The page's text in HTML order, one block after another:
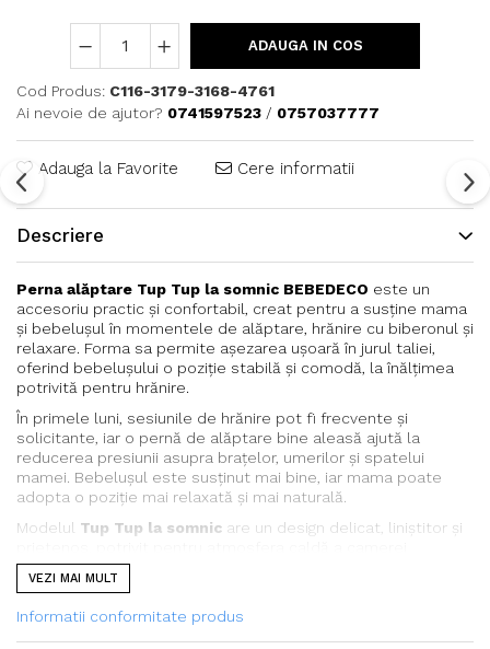
ADAUGA IN COS
Cod Produs: C116-3179-3168-4761
Ai nevoie de ajutor? 0741597523 / 0757037777
Adauga la Favorite Cere informatii
Descriere
Perna alăptare Tup Tup la somnic BEBEDECO este un
accesoriu practic și confortabil, creat pentru a susține mama
și bebelușul în momentele de alăptare, hrănire cu biberonul și
relaxare. Forma sa permite așezarea ușoară în jurul taliei,
oferind bebelușului o poziție stabilă și comodă, la înălțimea
potrivită pentru hrănire.
În primele luni, sesiunile de hrănire pot fi frecvente și
solicitante, iar o pernă de alăptare bine aleasă ajută la
reducerea presiunii asupra brațelor, umerilor și spatelui
mamei. Bebelușul este susținut mai bine, iar mama poate
adopta o poziție mai relaxată și mai naturală.
Modelul Tup Tup la somnic are un design delicat, liniștitor și
bebelușului. Imprimeul blând transformă perna într-un produs
util, dar și plăcut vizual, ideal pentru rutina zilnică de îngrijire.
Pe lângă alăptare,Perna alăptare Tup Tup la somnic
VEZI MAI MULT
Informatii conformitate produs